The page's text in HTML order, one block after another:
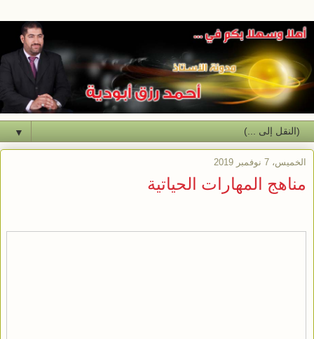
▼
الخميس، 7 نوفمبر 2019
مناهج المهارات الحياتية